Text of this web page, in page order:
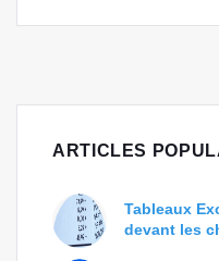
ARTICLES
Tableaux
devant les